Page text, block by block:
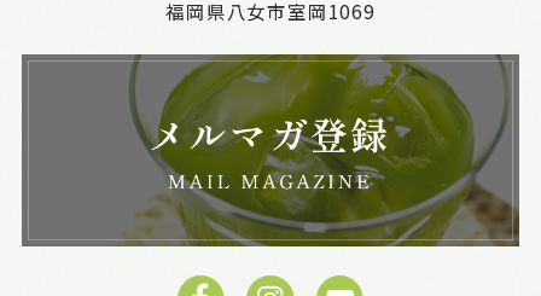
福岡県八女市室岡1069